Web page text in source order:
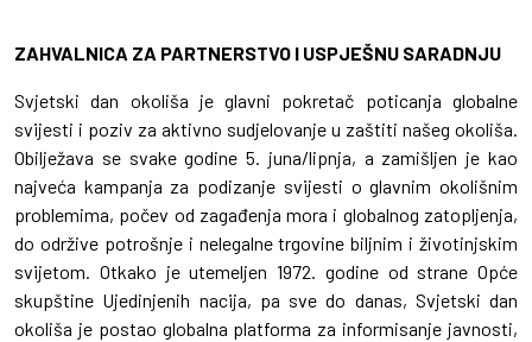
ZAHVALNICA ZA PARTNERSTVO I USPJEŠNU SARADNJU
Svjetski dan okoliša je glavni pokretač poticanja globalne
svijesti i poziv za aktivno sudjelovanje u zaštiti našeg okoliša.
Obilježava se svake godine 5. juna/lipnja, a zamišljen je kao
najveća kampanja za podizanje svijesti o glavnim okolišnim
problemima, počev od zagađenja mora i globalnog zatopljenja,
do održive potrošnje i nelegalne trgovine biljnim i životinjskim
svijetom. Otkako je utemeljen 1972. godine od strane Opće
skupštine Ujedinjenih nacija, pa sve do danas, Svjetski dan
okoliša je postao globalna platforma za informisanje javnosti,